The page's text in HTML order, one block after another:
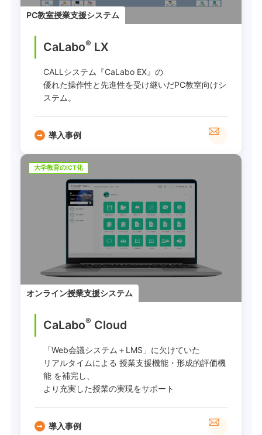
PC教室授業支援システム
CaLabo® LX
CALLシステム『CaLabo EX』の
優れた操作性と先進性を受け継いだPC教室向けシ
ステム。
導入事例
大学教育のICT化
オンライン授業支援システム
CaLabo® ︎ Cloud
「Web会議システム＋LMS」に欠けていた
リアルタイムによる 授業支援機能・形成的評価機
能 を補完し、
より充実した授業の実現をサポート
導入事例